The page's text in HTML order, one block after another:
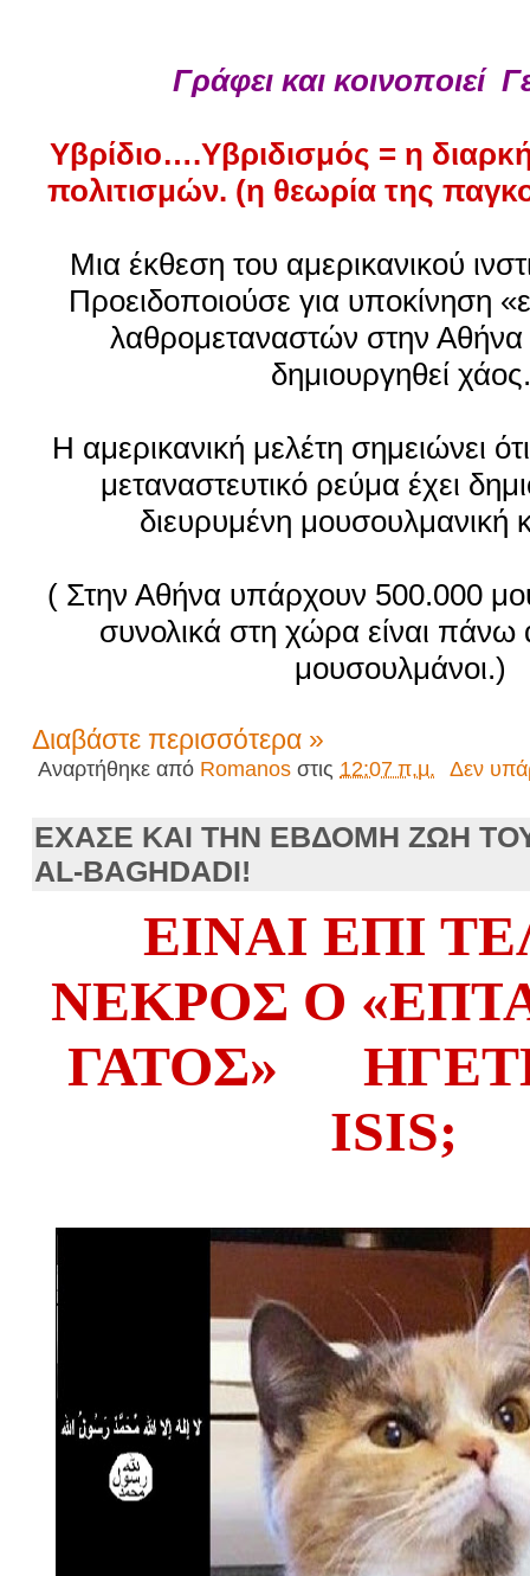
Γράφει και κοινοποιεί
Yβρίδιο….Υβριδισμός = η
πολιτισμών. (η θεωρία της
Μια έκθεση του αμερικανικού
Προειδοποιούσε για υποκίνηση
λαθρομεταναστών στην Αθήνα
δημιουργηθεί χάος.
Η αμερικανική μελέτη σημειώνει
μεταναστευτικό ρεύμα έχει
διευρυμένη μουσουλμανική
( Στην Αθήνα υπάρχουν 500.000
συνολικά στη χώρα είναι
μουσουλμάνοι.)
Διαβάστε περισσότερα »
Αναρτήθηκε από Romanos στις 12:07 π.μ. Δεν
ΕΧΑΣΕ ΚΑΙ ΤΗΝ ΕΒΔΟΜΗ ΖΩΗ
AL-BAGHDADI!
ΕΙΝΑΙ ΕΠΙ
ΝΕΚΡΟΣ Ο «ΕΠΤ
ΓΑΤΟΣ»
ISIS;